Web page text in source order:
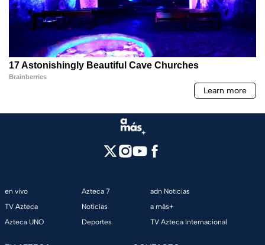
en vivo
TV Azteca
Azteca UNO
Azteca 7
Noticias
Deportes
adn Noticias
a más+
TV Azteca Internacional